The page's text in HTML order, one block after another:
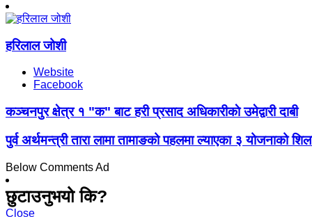
हरिलाल जोशी
Website
Facebook
कञ्चनपुर क्षेत्र १ "क" बाट हरी प्रसाद अधिकारीकाे उमेद्वारी दाबी
पुर्व अर्थमन्त्री तारा लामा तामाङको पहलमा ल्याएका ३ योजनाको
Below Comments Ad
छुटाउनुभयो कि?
Close